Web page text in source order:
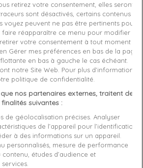
Noir
Synthétique
%
retirez votre consentement, elles seront
sont désactivés, certains contenus et
voyez peuvent ne pas être pertinents pour
faire réapparaître ce menu pour modifier
votre consentement à tout moment
Gérer mes préférences en bas de la page
en bas à gauche le cas échéant.
notre Site Web. Pour plus d’informations,
politique de confidentialité.
nos partenaires externes, traitent des
suivantes :
de géolocalisation précises. Analyser
de l’appareil pour l’identification.
à des informations sur un appareil.
personnalisés, mesure de performance
études d’audience et